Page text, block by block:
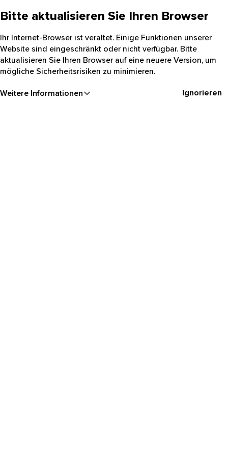
Bitte aktualisieren Sie Ihren Browser
Ihr Internet-Browser ist veraltet. Einige Funktionen unserer
Website sind eingeschränkt oder nicht verfügbar. Bitte
aktualisieren Sie Ihren Browser auf eine neuere Version, um
mögliche Sicherheitsrisiken zu minimieren.
Weitere Informationen Ignorieren